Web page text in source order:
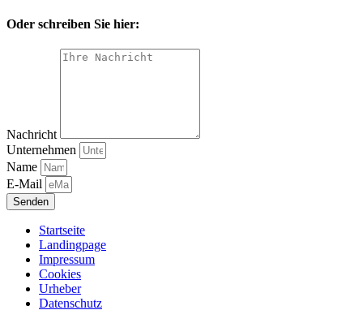
Oder schreiben Sie hier:
Nachricht
Unternehmen
Name
E-Mail
Senden
Startseite
Landingpage
Impressum
Cookies
Urheber
Datenschutz